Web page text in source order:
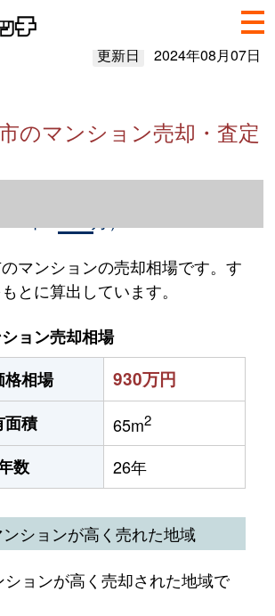
更新日 2024年08月07日
のマンション売却・査定
のマンション売却情報（2023
マンションの売却相場です。す
とに算出しています。
ョン売却相場
格相場
930万円
面積 65m2
数 26年
ションが高く売れた地域
ョンが高く売却された地域で